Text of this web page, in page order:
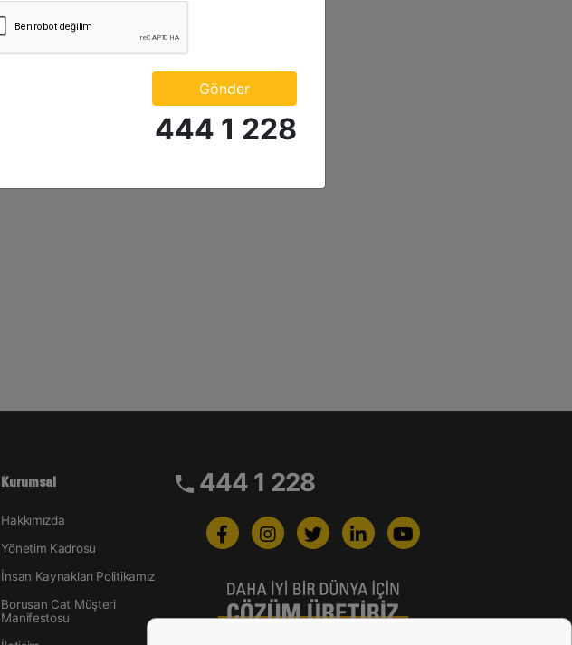
Gönder
444 1 228
Kurumsal
Hakkımızda
Yönetim Kadrosu
İnsan Kaynakları Politikamız
Borusan Cat Müşteri
Manifestosu
444 1 228